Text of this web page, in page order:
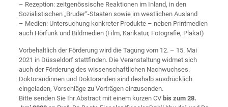
– Rezeption: zeitgenössische Reaktionen im Inland, in den
Sozialistischen „Bruder“-Staaten sowie im westlichen Ausland
– Medien: Untersuchung konkreter Produkte – neben Printmedien
auch Hörfunk und Bildmedien (Film, Karikatur, Fotografie, Plakat)
Vorbehaltlich der Förderung wird die Tagung vom 12. – 15. Mai
2021 in Düsseldorf stattfinden. Die Veranstaltung widmet sich
auch der Förderung des wissenschaftlichen Nachwuchses.
Doktorandinnen und Doktoranden sind deshalb ausdrücklich
eingeladen, Vorschläge zu Vorträgen einzusenden.
Bitte senden Sie Ihr Abstract mit einem kurzen CV bis zum 28.